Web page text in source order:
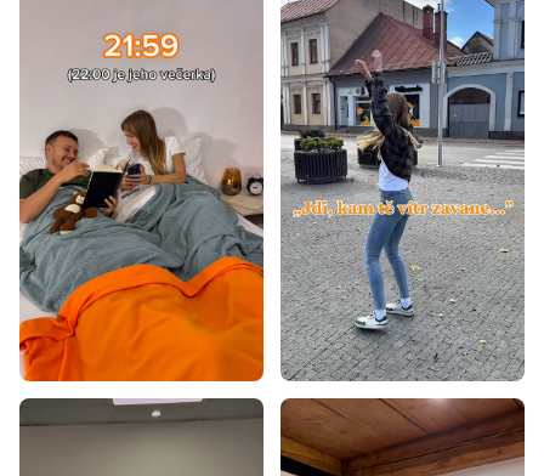
Matrace podle nosnosti 100+ kg